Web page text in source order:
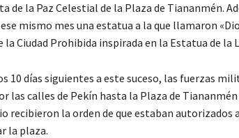
de la Paz Celestial de la Plaza de Tiananmén.
mismo mes una estatua a la que llamaron
la Ciudad Prohibida inspirada en la Estatua de la
10 días siguientes a este suceso, las fuerzas
las calles de Pekín hasta la Plaza de
recibieron la orden de que estaban autorizados
la plaza.